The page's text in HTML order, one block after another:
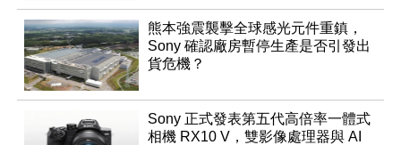
熊本強震襲擊全球感光元件重鎮，
Sony 確認廠房暫停生產是否引發出
貨危機？
Sony 正式發表第五代高倍率一體式
相機 RX10 V，雙影像處理器與 AI